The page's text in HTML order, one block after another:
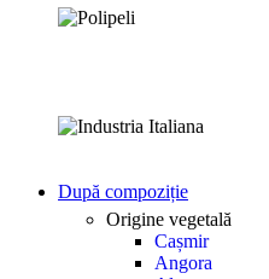
După compoziție
Origine vegetală
Cașmir
Angora